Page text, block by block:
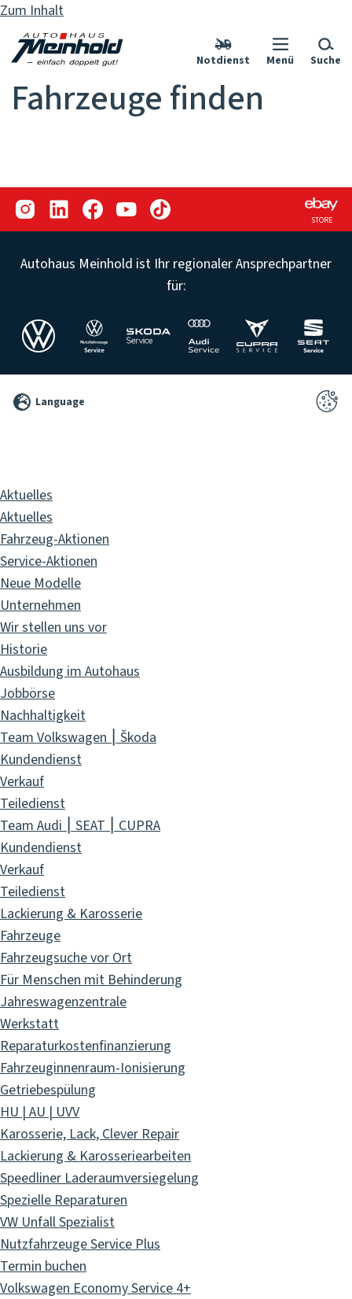
Zum Inhalt
Notdienst Menü Suche
Fahrzeuge finden
STORE
Autohaus Meinhold ist Ihr regionaler Ansprechpartner
für:
2026 Language
Aktuelles
Aktuelles
Fahrzeug-Aktionen
Service-Aktionen
Neue Modelle
Unternehmen
Wir stellen uns vor
Historie
Ausbildung im Autohaus
Jobbörse
Nachhaltigkeit
Team Volkswagen ⎮ Škoda
Kundendienst
Verkauf
Teiledienst
Team Audi ⎮ SEAT ⎮ CUPRA
Kundendienst
Verkauf
Teiledienst
Lackierung & Karosserie
Fahrzeuge
Fahrzeugsuche vor Ort
Für Menschen mit Behinderung
Jahreswagenzentrale
Werkstatt
Reparaturkostenfinanzierung
Fahrzeuginnenraum-Ionisierung
Getriebespülung
HU | AU | UVV
Karosserie, Lack, Clever Repair
Lackierung & Karosseriearbeiten
Speedliner Laderaumversiegelung
Spezielle Reparaturen
VW Unfall Spezialist
Nutzfahrzeuge Service Plus
Termin buchen
Volkswagen Economy Service 4+